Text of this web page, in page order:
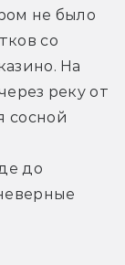
не было
со
На
реку от
сосной
до